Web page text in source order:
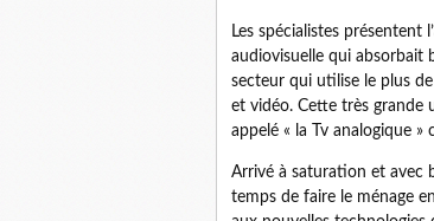
Les spécialistes présentent
audiovisuelle qui absorbait
secteur qui utilise le plus
et vidéo. Cette très grande
appelé « la Tv analogique
Arrivé à saturation et avec
temps de faire le ménage